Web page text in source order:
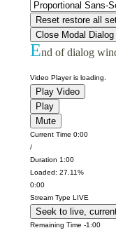
Reset restore all
Close Modal Dialog
End of dialog
Video Player is loading.
Play Video
Play
Mute
Current Time0:00
/
Duration 1:00
Loaded:27.11%
0:00
Stream TypeLIVE
Seek to live,
Remaining Time-1:00